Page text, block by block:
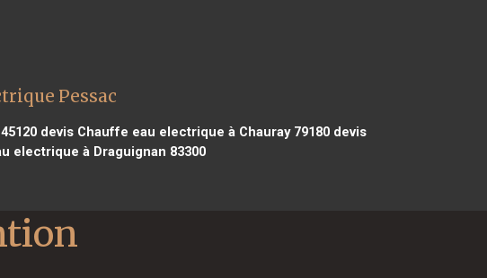
Pessac
devis Chauffe eau electrique à Chauray 79180devis
electrique à Draguignan 83300